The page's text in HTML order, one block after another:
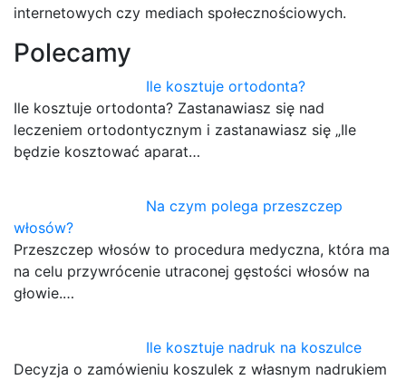
internetowych czy mediach społecznościowych.
Polecamy
Ile kosztuje ortodonta?
Ile kosztuje ortodonta? Zastanawiasz się nad
leczeniem ortodontycznym i zastanawiasz się „Ile
będzie kosztować aparat…
Na czym polega przeszczep
włosów?
Przeszczep włosów to procedura medyczna, która ma
na celu przywrócenie utraconej gęstości włosów na
głowie.…
Ile kosztuje nadruk na koszulce
Decyzja o zamówieniu koszulek z własnym nadrukiem